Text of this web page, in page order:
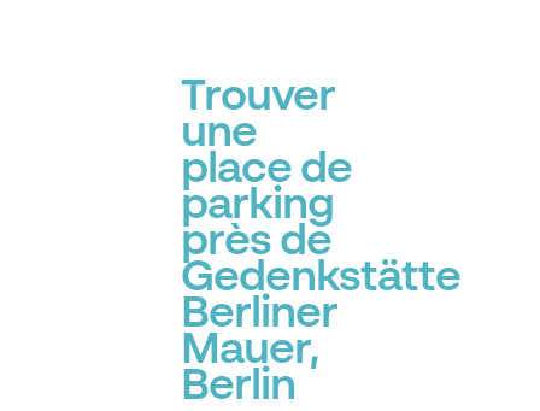
Trouver
une
place de
parking
près de
Gedenkstätte
Berliner
Mauer,
Berlin